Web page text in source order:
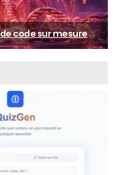
code sur mesure